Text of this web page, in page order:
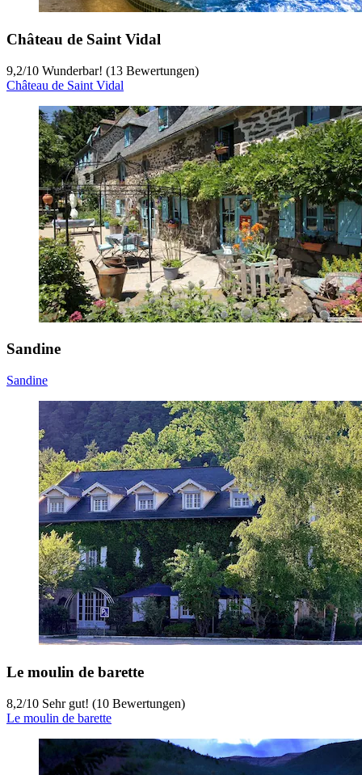
Château de Saint Vidal
9,2/10 Wunderbar! (13 Bewertungen)
Château de Saint Vidal
Sandine
Sandine
Le moulin de barette
8,2/10 Sehr gut! (10 Bewertungen)
Le moulin de barette